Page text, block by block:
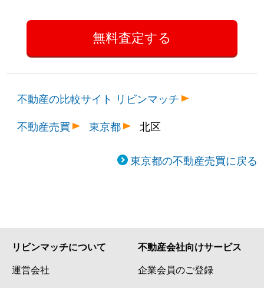
不動産の比較サイト リビンマッチ
不動産売買
東京都 北区
東京都の不動産売買に戻る
リビンマッチについて
運営会社
不動産会社向けサービス
企業会員のご登録